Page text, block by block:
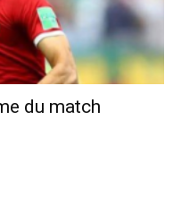
du match